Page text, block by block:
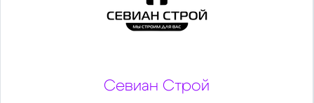
Севиан Строй